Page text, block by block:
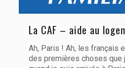
La CAF – aide au
Ah, Paris ! Ah, les français
des premières choses que